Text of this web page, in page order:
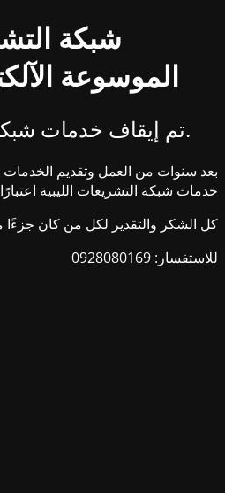
شبكة
الموسوعة
تم إيقاف خدمات شبكة التشريعات الليبية.
بعد سنوات من العمل وتقديم الخدمات
خدمات شبكة التشريعات الليبية اعتبارًا من
كل الشكر والتقدير لكل من كان جزءًا
للاستفسار: 0928080169